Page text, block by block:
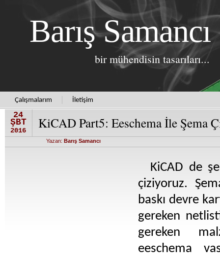
Barış Samancı
bir mühendisin tasarıları...
Çalışmalarım İletişim
24
ŞBT
2016 KiCAD Part5: Eeschema İle Şema
Yazan:Barış Samancı
KiCAD de
çiziyoruz.
baskı devre
gereken
gereken
eeschema